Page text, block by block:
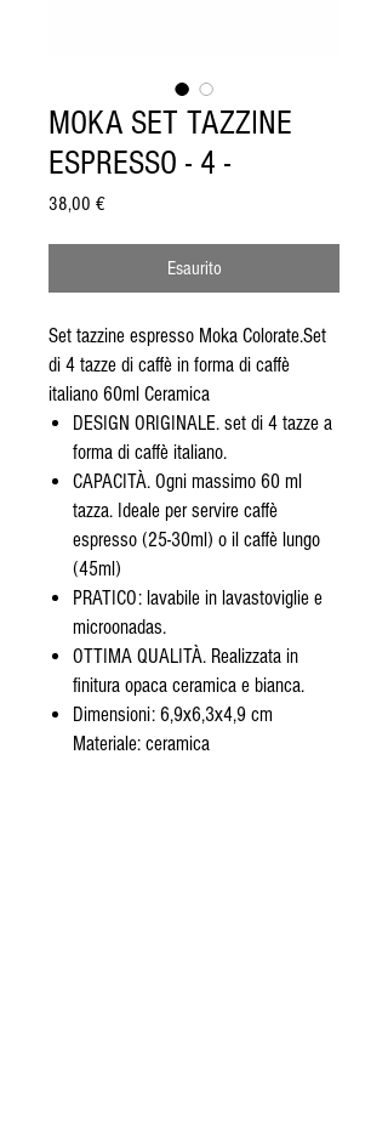
MOKA SET TAZZINE
ESPRESSO - 4 -
38,00 €Prezzo
Esaurito
Set tazzine espresso Moka Colorate.Set
di 4 tazze di caffè in forma di caffè
italiano 60ml Ceramica
DESIGN ORIGINALE. set di 4 tazze a
forma di caffè italiano.
CAPACITÀ. Ogni massimo 60 ml
tazza. Ideale per servire caffè
espresso (25-30ml) o il caffè lungo
(45ml)
PRATICO: lavabile in lavastoviglie e
microonadas.
OTTIMA QUALITÀ. Realizzata in
finitura opaca ceramica e bianca.
Dimensioni: 6,9x6,3x4,9 cm
Materiale: ceramica